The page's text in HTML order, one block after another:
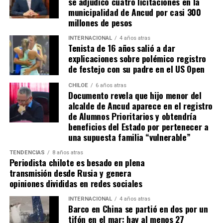
en pos de que cada kilómetro recorrido, signifique más
que una llegada a Santiago, un arribo a la cura de su hijo
Actualmente, Gómez se encuentra en Santiago
realizando trámites y participando como invitada en
distintos medios de comunicación. Aunque aún no tiene
una fecha exacta para su viaje a Estados Unidos, donde
se administra el medicamento, indicó que esperan
realizarlo «a mediados de junio».
Cabe destacar que, pese a que se logró reunir el dinero y,
por ende, la meta se cumplió, continúan circulando por
redes sociales, eventos a beneficios de Tomás Ross.
¿Como ayudar?
Instagram, Dante_contra_duchenne
Fernando Jara (padre)
19.968.680-1
municipalidad de Ancud por casi 300
millones de pesos
INTERNACIONAL 4 años atras
Tenista de 16 años salió a dar
explicaciones sobre polémico registro
de festejo con su padre en el US Open
CHILOE 6 años atras
Documento revela que hijo menor del
alcalde de Ancud aparece en el registro
de Alumnos Prioritarios y obtendría
beneficios del Estado por pertenecer a
una supuesta familia “vulnerable”
TENDENCIAS 8 años atras
Periodista chilote es besado en plena
transmisión desde Rusia y genera
opiniones divididas en redes sociales
INTERNACIONAL 4 años atras
Barco en China se partió en dos por un
tifón en el mar: hay al menos 27